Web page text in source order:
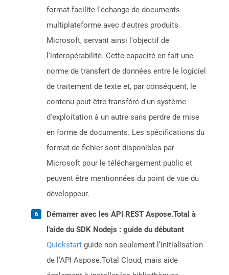
format facilite l'échange de documents
multiplateforme avec d'autres produits
Microsoft, servant ainsi l'objectif de
l'interopérabilité. Cette capacité en fait une
norme de transfert de données entre le logiciel
de traitement de texte et, par conséquent, le
contenu peut être transféré d'un système
d'exploitation à un autre sans perdre de mise
en forme de documents. Les spécifications du
format de fichier sont disponibles par
Microsoft pour le téléchargement public et
peuvent être mentionnées du point de vue du
développeur.
Démarrer avec les API REST Aspose.Total à
l'aide du SDK Nodejs : guide du débutant
Quickstart guide non seulement l’initialisation
de l’API Aspose.Total Cloud, mais aide